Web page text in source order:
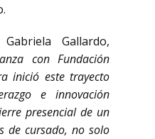
Gallardo,
con Fundación
inició este trayecto
e innovación
presencial de un
de cursado, no solo